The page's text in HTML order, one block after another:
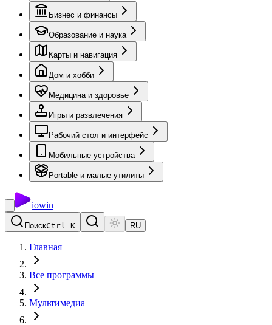
Бизнес и финансы
Образование и наука
Карты и навигация
Дом и хобби
Медицина и здоровье
Игры и развлечения
Рабочий стол и интерфейс
Мобильные устройства
Portable и малые утилиты
iowin
ПоискCtrl K RU
Главная
Все программы
Мультимедиа